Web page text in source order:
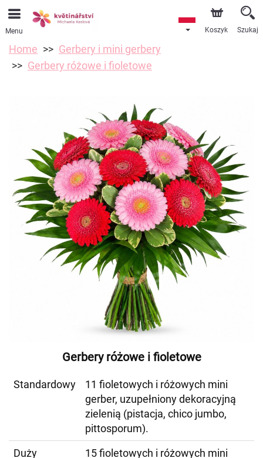
Menu Koszyk Szukaj
Home
Gerbery i mini gerbery
Gerbery różowe i fioletowe
Gerbery różowe i fioletowe
Standardowy
11 fioletowych i różowych mini
gerber, uzupełniony dekoracyjną
zielenią (pistacja, chico jumbo,
pittosporum).
Duży
15 fioletowych i różowych mini